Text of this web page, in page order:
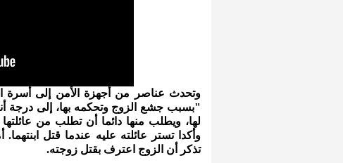
وتحدث عناصر من أجهزة الأمن إلى أسرة
"بسبب جشع الزوج وتحكمه بها، إلى درجة
لها، ويطلب منها دائما أن تطلب من عائلتها
وأكدا تستر عائلته عليه عندما قتل
تذكر أن الزوج اعترف بقتل زوجته.